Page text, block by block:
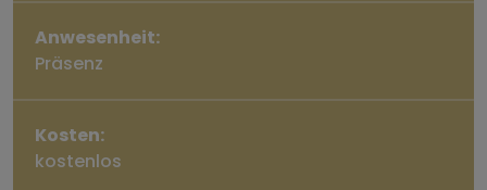
Anwesenheit:
Präsenz
Kosten:
kostenlos